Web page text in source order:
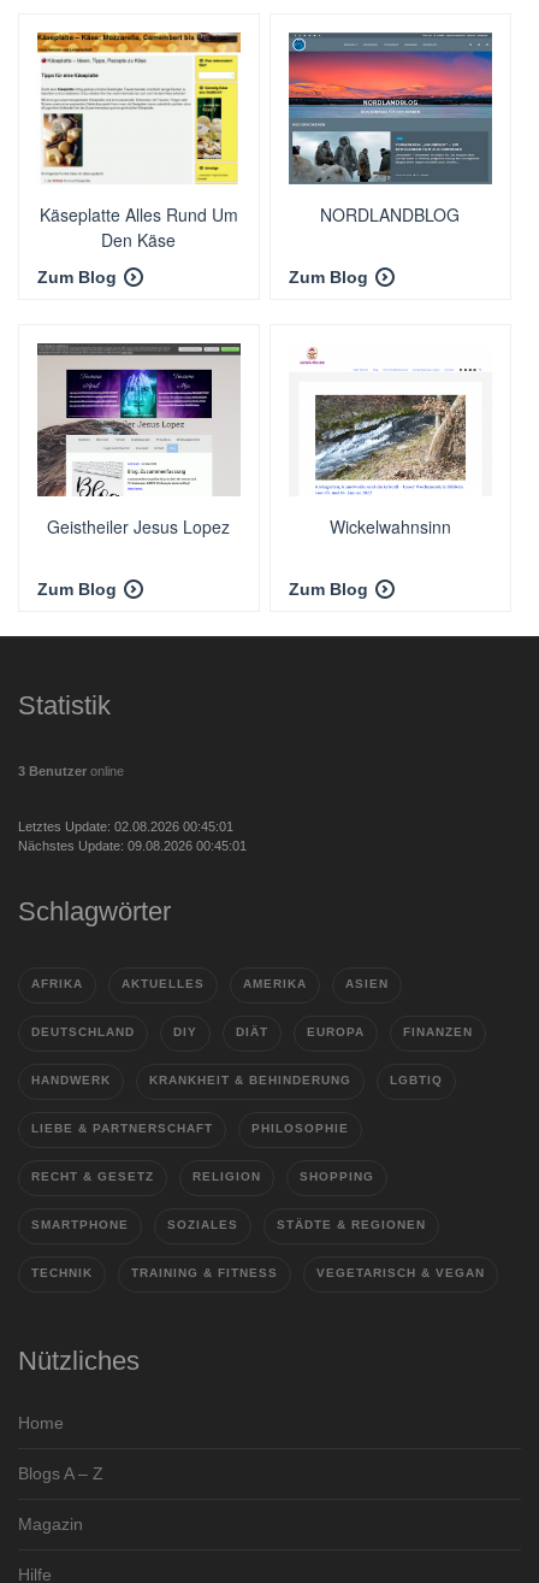
Käseplatte Alles Rund Um
Den Käse
Zum Blog
NORDLANDBLOG
Zum Blog
Geistheiler Jesus Lopez
Zum Blog
Wickelwahnsinn
Zum Blog
Statistik
3 Benutzer online
Letztes Update: 02.08.2026 00:45:01
Nächstes Update: 09.08.2026 00:45:01
Schlagwörter
AFRIKA AKTUELLES AMERIKA ASIEN
DEUTSCHLAND DIY DIÄT EUROPA FINANZEN
HANDWERK KRANKHEIT & BEHINDERUNG LGBTIQ
LIEBE & PARTNERSCHAFT PHILOSOPHIE
RECHT & GESETZ RELIGION SHOPPING
SMARTPHONE SOZIALES STÄDTE & REGIONEN
TECHNIK TRAINING & FITNESS VEGETARISCH & VEGAN
Nützliches
Home
Blogs A – Z
Magazin
Hilfe